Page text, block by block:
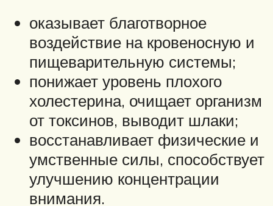
оказывает благотворное
воздействие на кровеносную и
пищеварительную системы;
понижает уровень плохого
холестерина, очищает организм
от токсинов, выводит шлаки;
восстанавливает физические и
умственные силы, способствует
улучшению концентрации
внимания.